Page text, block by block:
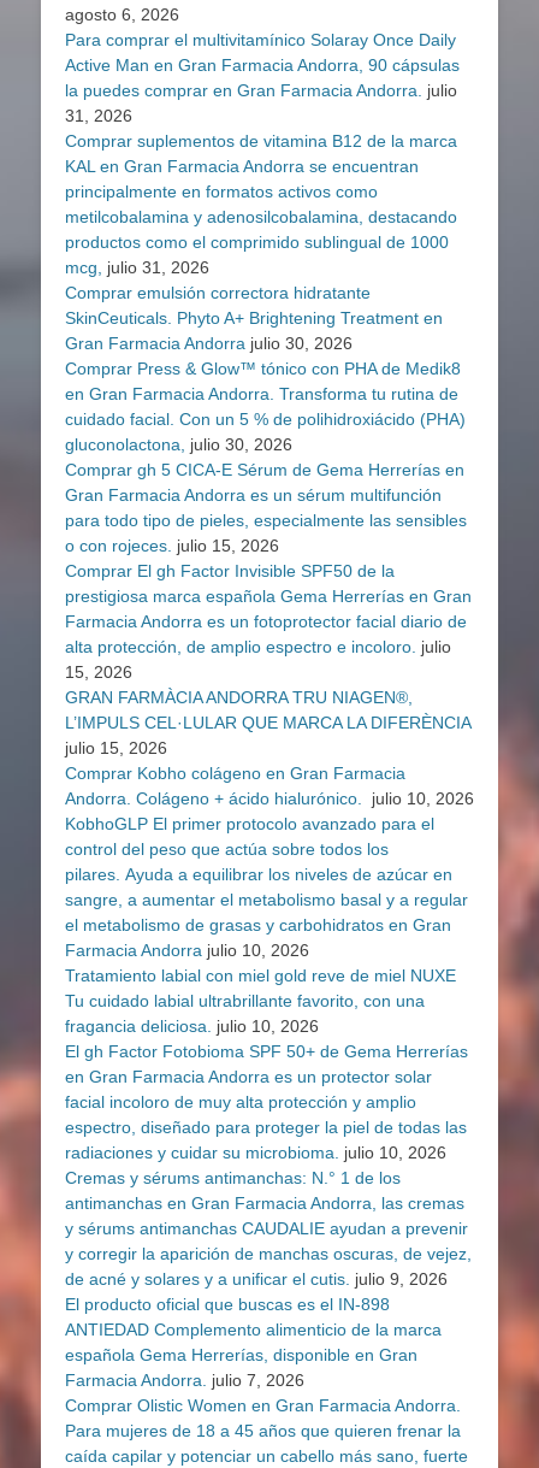
agosto 6, 2026
Para comprar el multivitamínico Solaray Once Daily
Active Man en Gran Farmacia Andorra, 90 cápsulas
la puedes comprar en Gran Farmacia Andorra.
julio
31, 2026
Comprar suplementos de vitamina B12 de la marca
KAL en Gran Farmacia Andorra se encuentran
principalmente en formatos activos como
metilcobalamina y adenosilcobalamina, destacando
productos como el comprimido sublingual de 1000
mcg,
julio 31, 2026
Comprar emulsión correctora hidratante
SkinCeuticals. Phyto A+ Brightening Treatment en
Gran Farmacia Andorra julio 30, 2026
Comprar Press & Glow™ tónico con PHA de Medik8
en Gran Farmacia Andorra. Transforma tu rutina de
cuidado facial. Con un 5 % de polihidroxiácido (PHA)
gluconolactona,
julio 30, 2026
Comprar gh 5 CICA-E Sérum de Gema Herrerías en
Gran Farmacia Andorra es un sérum multifunción
para todo tipo de pieles, especialmente las sensibles
o con rojeces. julio 15, 2026
Comprar El gh Factor Invisible SPF50 de la
prestigiosa marca española Gema Herrerías en Gran
Farmacia Andorra es un fotoprotector facial diario de
alta protección, de amplio espectro e incoloro. julio
15, 2026
GRAN FARMÀCIA ANDORRA TRU NIAGEN®,
L’IMPULS CEL·LULAR QUE MARCA LA DIFERÈNCIA
julio 15, 2026
Comprar Kobho colágeno en Gran Farmacia
Andorra. Colágeno + ácido hialurónico.
julio 10, 2026
KobhoGLP El primer protocolo avanzado para el
control del peso que actúa sobre todos los
pilares. Ayuda a equilibrar los niveles de azúcar en
sangre, a aumentar el metabolismo basal y a regular
el metabolismo de grasas y carbohidratos en Gran
Farmacia Andorra julio 10, 2026
Tratamiento labial con miel gold reve de miel NUXE
Tu cuidado labial ultrabrillante favorito, con una
fragancia deliciosa.
julio 10, 2026
El gh Factor Fotobioma SPF 50+ de Gema Herrerías
en Gran Farmacia Andorra es un protector solar
facial incoloro de muy alta protección y amplio
espectro, diseñado para proteger la piel de todas las
radiaciones y cuidar su microbioma.
julio 10, 2026
Cremas y sérums antimanchas: N.° 1 de los
antimanchas en Gran Farmacia Andorra, las cremas
y sérums antimanchas CAUDALIE ayudan a prevenir
y corregir la aparición de manchas oscuras, de vejez,
de acné y solares y a unificar el cutis. julio 9, 2026
El producto oficial que buscas es el IN-898
ANTIEDAD Complemento alimenticio de la marca
española Gema Herrerías, disponible en Gran
Farmacia Andorra.
julio 7, 2026
Comprar Olistic Women en Gran Farmacia Andorra.
Para mujeres de 18 a 45 años que quieren frenar la
caída capilar y potenciar un cabello más sano, fuerte